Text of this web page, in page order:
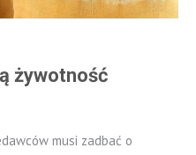
żywotność
musi zadbać o